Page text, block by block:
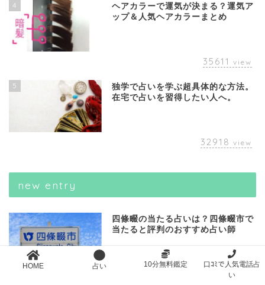
4
ヘアカラーで運気が決まる？運気ア
ップ＆人気ヘアカラーまとめ
35611 view
5
独学で占いを学ぶ超具体的な方法。
在宅で占いを習得したい人へ。
32918 view
new entry
四條畷の当たる占いは？四條畷市で
当たると評判のおすすめ占い師
HOME 占い 10分無料鑑定
口ｺﾐで人気電話占
い